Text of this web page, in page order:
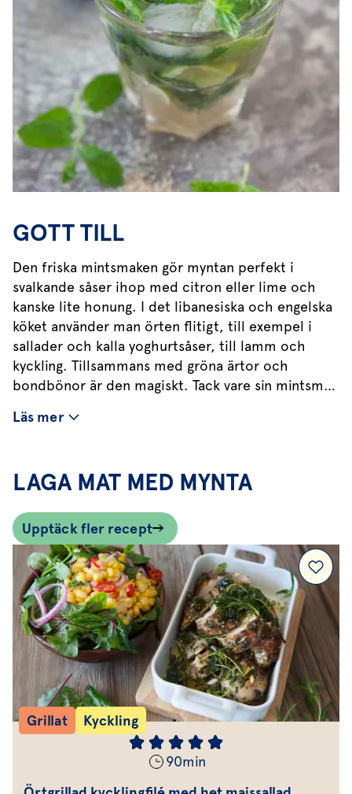
GOTT TILL
Den friska mintsmaken gör myntan perfekt i
svalkande såser ihop med citron eller lime och
kanske lite honung. I det libanesiska och engelska
köket använder man örten flitigt, till exempel i
sallader och kalla yoghurtsåser, till lamm och
kyckling. Tillsammans med gröna ärtor och
bondbönor är den magiskt. Tack vare sin mintsmak
friskhet till choklad och frukter. Marinerad
Läs mer
LAGA MAT MED MYNTA
Upptäck fler recept
Grillat Kyckling
90min